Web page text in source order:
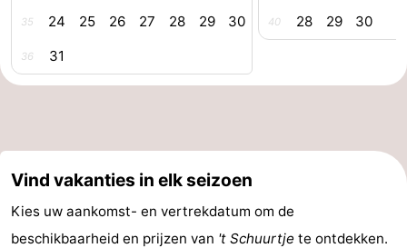
Forum
Reisboekenwinkel
Route
Parkeren
Medische
35 24 25 26 27 28 29 30
36 31
40 28 29 30
Vind vakanties in elk seizoen
Kies uw aankomst- en vertrekdatum om de
beschikbaarheid en prijzen van 't Schuurtje te ontdekken.